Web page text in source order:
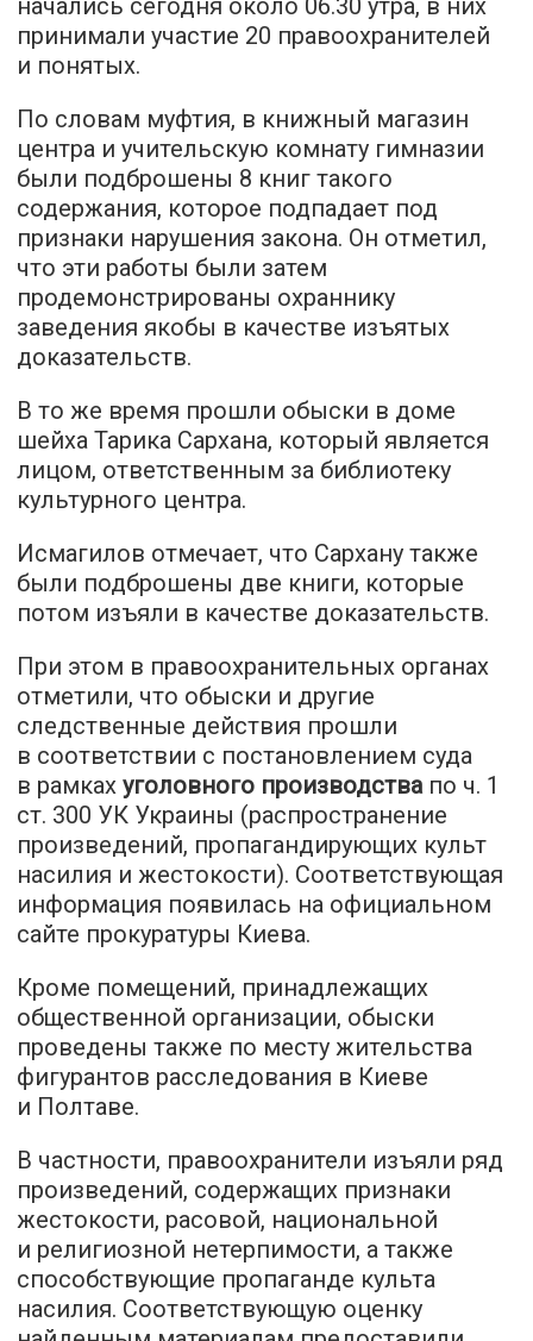
начались сегодня около 06.30 утра, в них
принимали участие 20 правоохранителей
и понятых.
По словам муфтия, в книжный магазин
центра и учительскую комнату гимназии
были подброшены 8 книг такого
содержания, которое подпадает под
признаки нарушения закона. Он отметил,
что эти работы были затем
продемонстрированы охраннику
заведения якобы в качестве изъятых
доказательств.
В то же время прошли обыски в доме
шейха Тарика Сархана, который является
лицом, ответственным за библиотеку
культурного центра.
Исмагилов отмечает, что Сархану также
были подброшены две книги, которые
потом изъяли в качестве доказательств.
При этом в правоохранительных органах
отметили, что обыски и другие
следственные действия прошли
в соответствии с постановлением суда
в рамках уголовного производствапо ч. 1
ст. 300 УК Украины (распространение
произведений, пропагандирующих культ
насилия и жестокости). Соответствующая
информация появилась на официальном
сайте прокуратуры Киева.
Кроме помещений, принадлежащих
общественной организации, обыски
проведены также по месту жительства
фигурантов расследования в Киеве
и Полтаве.
В частности, правоохранители изъяли ряд
произведений, содержащих признаки
жестокости, расовой, национальной
и религиозной нетерпимости, а также
способствующие пропаганде культа
насилия. Соответствующую оценку